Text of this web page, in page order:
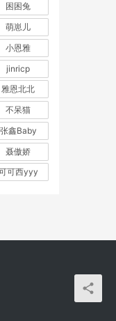
困困兔
萌崽儿
小恩雅
jinricp
雅恩北北
不呆猫
张鑫Baby
聂傲娇
可西yyy